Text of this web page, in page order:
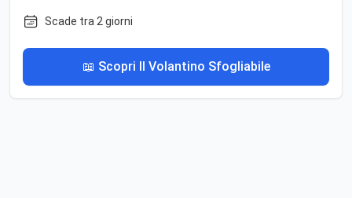
Scade tra 2 giorni
📖 Scopri Il Volantino Sfogliabile